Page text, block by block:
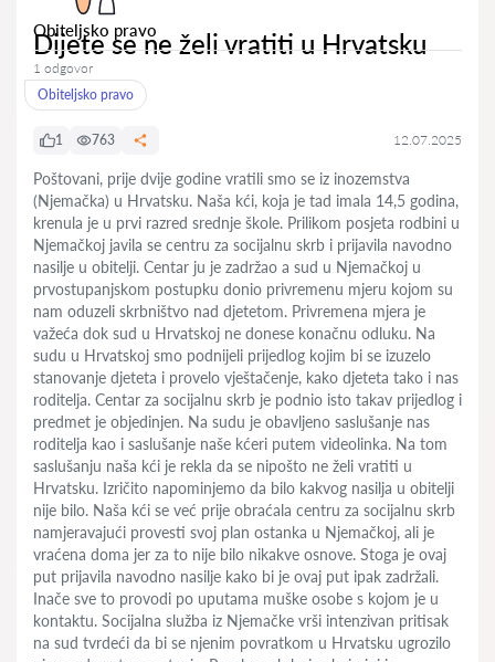
Obiteljsko pravo
Dijete se ne želi vratiti u Hrvatsku
1 odgovor
Obiteljsko pravo
1 763 12.07.2025
Poštovani, prije dvije godine vratili smo se iz inozemstva
(Njemačka) u Hrvatsku. Naša kći, koja je tad imala 14,5 godina,
krenula je u prvi razred srednje škole. Prilikom posjeta rodbini u
Njemačkoj javila se centru za socijalnu skrb i prijavila navodno
nasilje u obitelji. Centar ju je zadržao a sud u Njemačkoj u
prvostupanjskom postupku donio privremenu mjeru kojom su
nam oduzeli skrbništvo nad djetetom. Privremena mjera je
važeća dok sud u Hrvatskoj ne donese konačnu odluku. Na
sudu u Hrvatskoj smo podnijeli prijedlog kojim bi se izuzelo
stanovanje djeteta i provelo vještačenje, kako djeteta tako i nas
roditelja. Centar za socijalnu skrb je podnio isto takav prijedlog i
predmet je objedinjen. Na sudu je obavljeno saslušanje nas
roditelja kao i saslušanje naše kćeri putem videolinka. Na tom
saslušanju naša kći je rekla da se nipošto ne želi vratiti u
Hrvatsku. Izričito napominjemo da bilo kakvog nasilja u obitelji
nije bilo. Naša kći se već prije obraćala centru za socijalnu skrb
namjeravajući provesti svoj plan ostanka u Njemačkoj, ali je
vraćena doma jer za to nije bilo nikakve osnove. Stoga je ovaj
put prijavila navodno nasilje kako bi je ovaj put ipak zadržali.
Inače sve to provodi po uputama muške osobe s kojom je u
kontaktu. Socijalna služba iz Njemačke vrši intenzivan pritisak
na sud tvrdeći da bi se njenim povratkom u Hrvatsku ugrozilo